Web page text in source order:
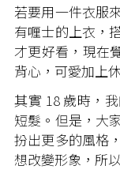
若要用一件衣服
有喱士的上衣，
才更好看，現在
背心，可愛加上
其實 18 歲時，
短髮。但是，大
扮出更多的風格
想改變形象，所